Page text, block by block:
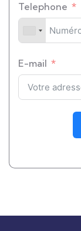
Telephone
E-mail